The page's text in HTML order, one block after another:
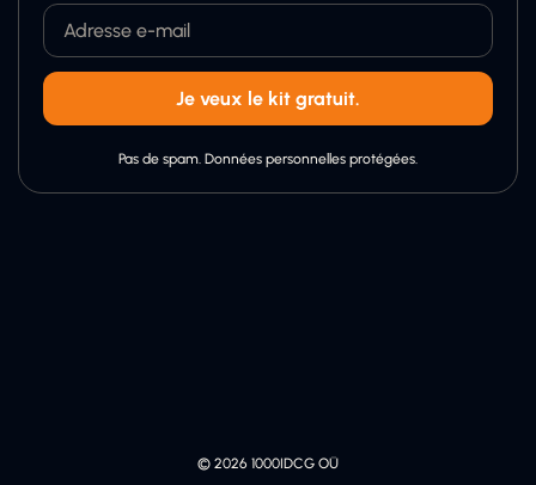
Je veux le kit gratuit.
Pas de spam. Données personnelles protégées.
© 2026 1000IDCG OÜ